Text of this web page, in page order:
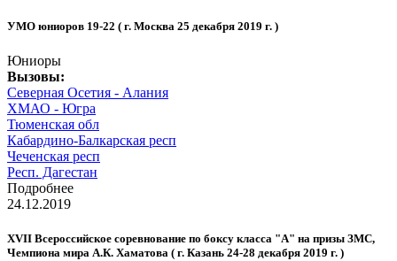
УМО юниоров 19-22 ( г. Москва 25 декабря 2019 г. )
Юниоры
Вызовы:
Северная Осетия - Алания
ХМАО - Югра
Тюменская обл
Кабардино-Балкарская респ
Чеченская респ
Респ. Дагестан
Подробнее
24.12.2019
XVII Всероссийское соревнование по боксу класса "А" на призы ЗМС,
Чемпиона мира А.К. Хаматова ( г. Казань 24-28 декабря 2019 г. )